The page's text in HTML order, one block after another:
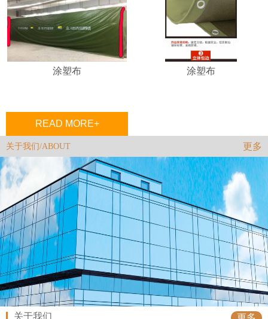
涂塑布 涂塑布
READ MORE+
关于我们/ABOUT 更多
关于我们